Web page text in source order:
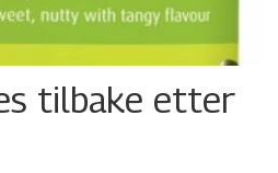
tilbake etter